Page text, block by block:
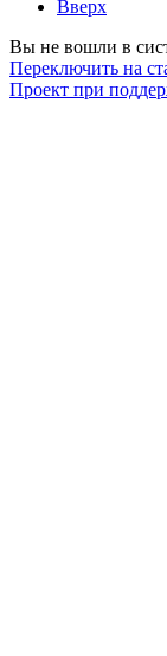
Вверх
Вы не вошли в
Переключить на
Проект при